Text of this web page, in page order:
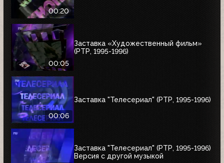
00:20
00:05
Заставка «Художественный фильм»
(РТР, 1995-1996)
00:06
Заставка "Телесериал" (РТР, 1995-1996)
Заставка "Телесериал" (РТР, 1995-1996)
Версия с другой музыкой